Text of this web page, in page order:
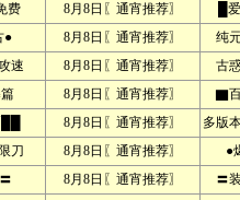
费 8月8日〖通宵推荐〗
█
● 8月8日〖通宵推荐〗
纯
速 8月8日〖通宵推荐〗
古
8月8日〖通宵推荐〗
▇
8月8日〖通宵推荐〗
多版
刀 8月8日〖通宵推荐〗
●
8月8日〖通宵推荐〗
〓